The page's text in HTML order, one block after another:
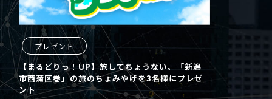
プレゼント
【まるどりっ！UP】旅してちょうない。「新潟
市西蒲区巻」の旅のちょみやげを3名様にプレゼ
ント